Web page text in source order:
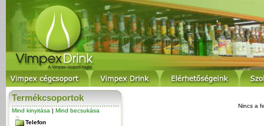
Termékcsoportok
Mind kinyitása | Mind becsukása
Telefon
Nincs a